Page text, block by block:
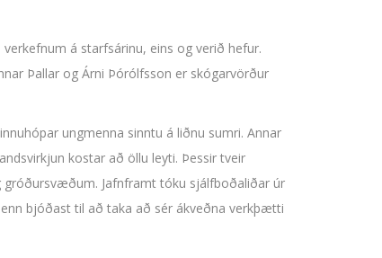
á starfsárinu, eins og verið hefur.
Þallar og Árni Þórólfsson er skógarvörður
ungmenna sinntu á liðnu sumri. Annar
kostar að öllu leyti. Þessir tveir
gróðursvæðum. Jafnframt tóku sjálfboðaliðar úr
bjóðast til að taka að sér ákveðna verkþætti